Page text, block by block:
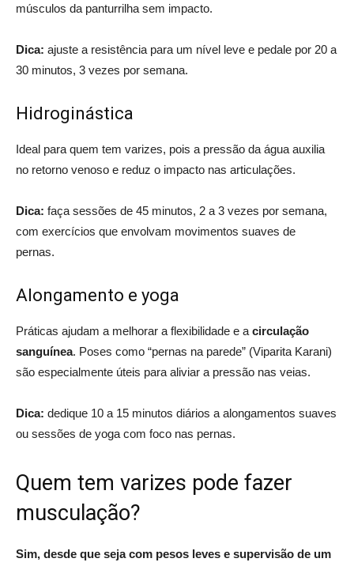
músculos da panturrilha sem impacto.
Dica: ajuste a resistência para um nível leve e pedale por 20 a
30 minutos, 3 vezes por semana.
Hidroginástica
Ideal para quem tem varizes, pois a pressão da água auxilia
no retorno venoso e reduz o impacto nas articulações.
Dica: faça sessões de 45 minutos, 2 a 3 vezes por semana,
com exercícios que envolvam movimentos suaves de
pernas.
Alongamento e yoga
Práticas ajudam a melhorar a flexibilidade e a circulação
sanguínea. Poses como “pernas na parede” (Viparita Karani)
são especialmente úteis para aliviar a pressão nas veias.
Dica: dedique 10 a 15 minutos diários a alongamentos suaves
ou sessões de yoga com foco nas pernas.
Quem tem varizes pode fazer
musculação?
Sim, desde que seja com pesos leves e supervisão de um